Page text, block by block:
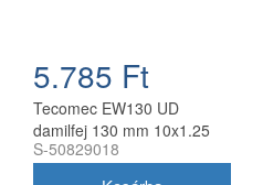
5.785 Ft
Tecomec EW130 UD
damilfej 130 mm 10x1.25
balos belső menettel
S-50829018